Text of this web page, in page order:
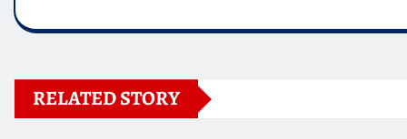
RELATED STORY